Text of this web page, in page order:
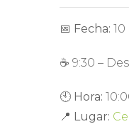
📅 Fecha:
☕ 9:30 –
🕙 Hora:
📍 Lugar: